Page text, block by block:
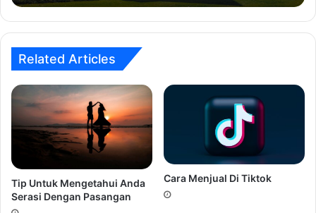
Related Articles
Tip Untuk Mengetahui Anda
Serasi Dengan Pasangan
Cara Menjual Di Tiktok